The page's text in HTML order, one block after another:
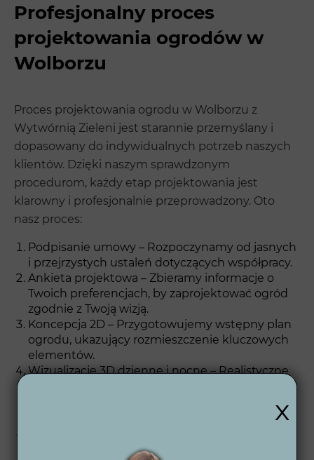
Profesjonalny proces
projektowania ogrodów w
Wolborzu
Proces projektowania ogrodu w Wolborzu z
Wytwórnią Zieleni jest starannie przemyślany i
dopasowany do indywidualnych potrzeb naszych
klientów. Dzięki naszym sprawdzonym
procedurom, każdy etap projektowania jest
klarowny i profesjonalnie przeprowadzony. Oto
nasz proces:
Podpisanie umowy – Rozpoczynamy od jasnych
i przejrzystych ustaleń dotyczących współpracy.
Ankieta projektowa – Zbieramy informacje o
Twoich preferencjach, by zaprojektować ogród
zgodnie z Twoją wizją.
Koncepcja 2D – Przygotowujemy wstępny plan
ogrodu, ukazujący rozmieszczenie kluczowych
elementów.
Wizualizacje 3D dzienne i nocne – Realistyczne
wykonawczy, który stanowi podstawę do
x